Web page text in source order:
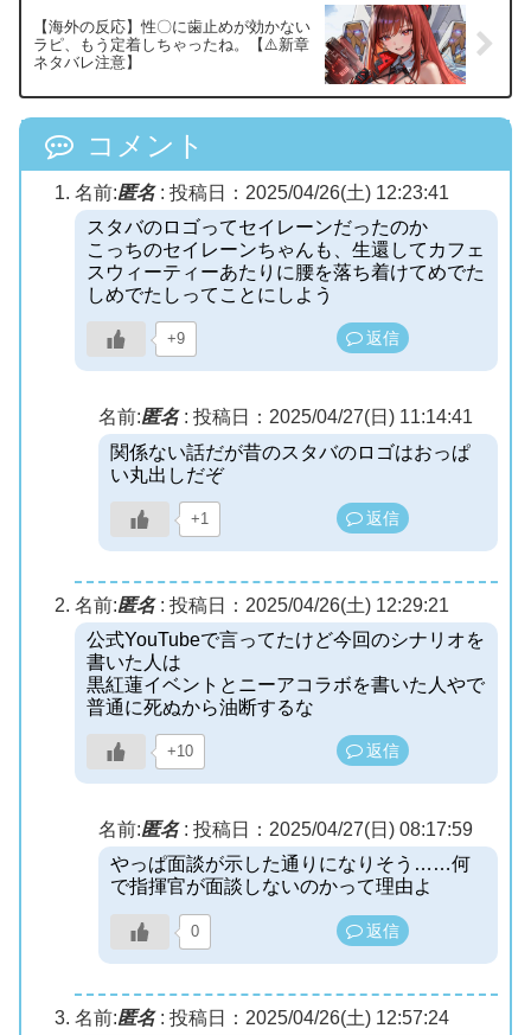
【海外の反応】性〇に歯止めが効かない
ラピ、もう定着しちゃったね。【⚠️新章
ネタバレ注意】
コメント
名前:匿名: 投稿日：2025/04/26(土) 12:23:41
スタバのロゴってセイレーンだったのか
こっちのセイレーンちゃんも、生還してカフェ
スウィーティーあたりに腰を落ち着けてめでた
しめでたしってことにしよう
+9 返信
名前:匿名: 投稿日：2025/04/27(日) 11:14:41
関係ない話だが昔のスタバのロゴはおっぱ
い丸出しだぞ
+1 返信
名前:匿名: 投稿日：2025/04/26(土) 12:29:21
公式YouTubeで言ってたけど今回のシナリオを
書いた人は
黒紅蓮イベントとニーアコラボを書いた人やで
普通に死ぬから油断するな
+10 返信
名前:匿名: 投稿日：2025/04/27(日) 08:17:59
やっぱ面談が示した通りになりそう……何
で指揮官が面談しないのかって理由よ
0 返信
名前:匿名: 投稿日：2025/04/26(土) 12:57:24